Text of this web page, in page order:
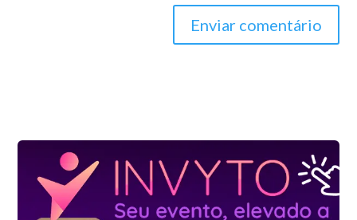
Enviar comentário